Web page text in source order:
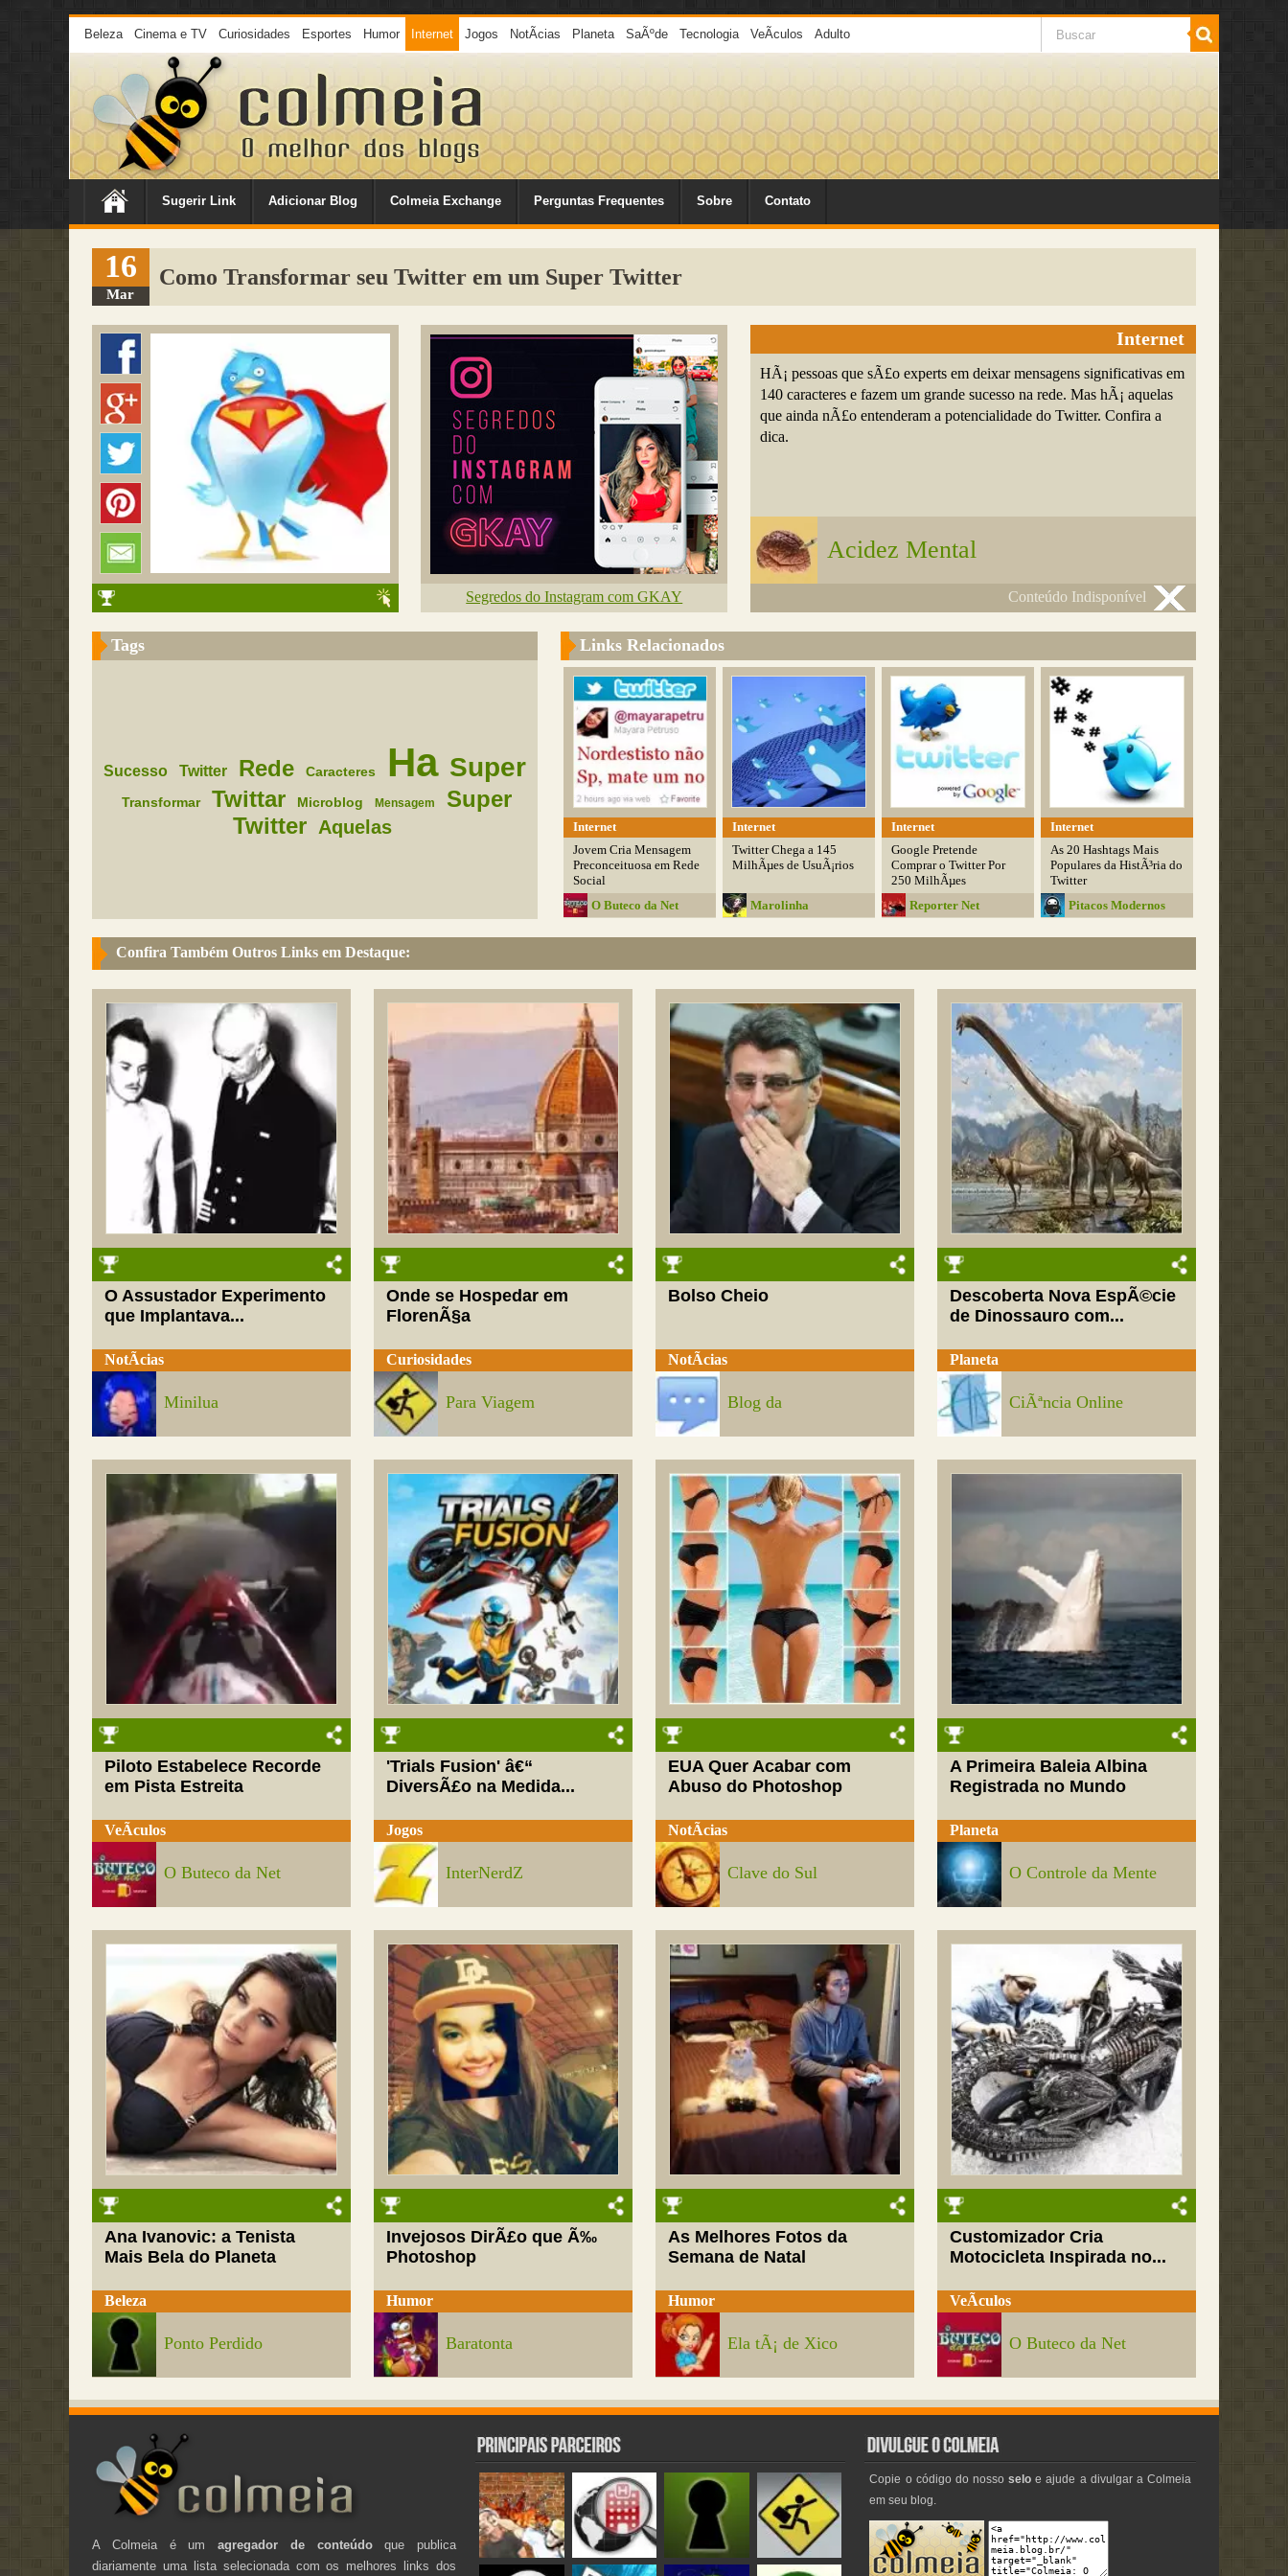
Beleza Cinema e TV Curiosidades Esportes Humor Internet Jogos NotÃ­cias Planeta SaÃºde Tecnologia VeÃ­culos Adulto
Sugerir Link Adicionar Blog Colmeia Exchange Perguntas Frequentes Sobre Contato
16
Mar
Como Transformar seu Twitter em um Super Twitter
Segredos do Instagram com GKAY
Internet
HÃ¡ pessoas que sÃ£o experts em deixar mensagens significativas em
140 caracteres e fazem um grande sucesso na rede. Mas hÃ¡ aquelas
que ainda nÃ£o entenderam a potencialidade do Twitter. Confira a
dica.
Acidez Mental
Conteúdo Indisponível
Tags
Sucesso Twitter Rede Caracteres Ha Super
Transformar Twittar Microblog Mensagem
Super
Twitter Aquelas
Links Relacionados
Internet
Jovem Cria Mensagem
Preconceituosa em Rede
Social
O Buteco da Net
Internet
Twitter Chega a 145
MilhÃµes de UsuÃ¡rios
Marolinha
Internet
Google Pretende
Comprar o Twitter Por
250 MilhÃµes
Reporter Net
Internet
As 20 Hashtags Mais
Populares da HistÃ³ria do
Twitter
Pitacos Modernos
Confira Também Outros Links em Destaque:
O Assustador Experimento
que Implantava...
NotÃ­cias
Minilua
Onde se Hospedar em
FlorenÃ§a
Curiosidades
Para Viagem
Bolso Cheio
NotÃ­cias
Blog da
Descoberta Nova EspÃ©cie
de Dinossauro com...
Planeta
CiÃªncia Online
Piloto Estabelece Recorde
em Pista Estreita
VeÃ­culos
O Buteco da Net
'Trials Fusion' â€“
DiversÃ£o na Medida...
Jogos
InterNerdZ
EUA Quer Acabar com
Abuso do Photoshop
NotÃ­cias
Clave do Sul
A Primeira Baleia Albina
Registrada no Mundo
Planeta
O Controle da Mente
Ana Ivanovic: a Tenista
Mais Bela do Planeta
Beleza
Ponto Perdido
Invejosos DirÃ£o que Ã‰
Photoshop
Humor
Baratonta
As Melhores Fotos da
Semana de Natal
Humor
Ela tÃ¡ de Xico
Customizador Cria
Motocicleta Inspirada no...
VeÃ­culos
O Buteco da Net
A Colmeia é umagregador de conteúdoque publica
diariamente uma lista selecionada com os melhores links dos
Copie o código do nossoselo e ajude a divulgar a Colmeia
em seu blog.